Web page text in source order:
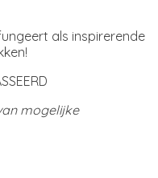
als inspirerende
mogelijke